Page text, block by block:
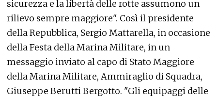
sicurezza e la libertà delle rotte assumono un
rilievo sempre maggiore". Così il presidente
della Repubblica, Sergio Mattarella, in occasione
della Festa della Marina Militare, in un
messaggio inviato al capo di Stato Maggiore
della Marina Militare, Ammiraglio di Squadra,
Giuseppe Berutti Bergotto. "Gli equipaggi delle